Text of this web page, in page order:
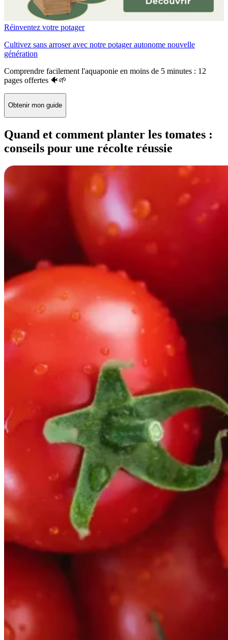
Réinventez votre potager
Cultivez sans arroser avec notre potager autonome nouvelle
génération
Comprendre facilement l'aquaponie en moins de 5 minutes : 12
pages offertes 🐠🌱
Obtenir mon guide
Quand et comment planter les tomates :
conseils pour une récolte réussie